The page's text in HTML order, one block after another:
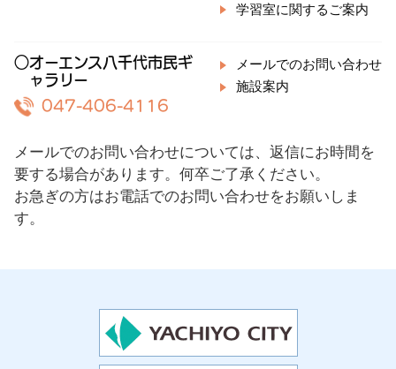
学習室に関するご案内
○オーエンス八千代市民ギ
ャラリー
047-406-4116
メールでのお問い合わせ
施設案内
メールでのお問い合わせについては、返信にお時間を
要する場合があります。何卒ご了承ください。
お急ぎの方はお電話でのお問い合わせをお願いしま
す。